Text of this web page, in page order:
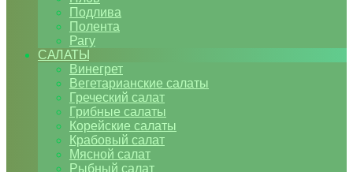
Подлива
Полента
Рагу
САЛАТЫ
Винегрет
Вегетарианские салаты
Греческий салат
Грибные салаты
Корейские салаты
Крабовый салат
Мясной салат
Рыбный салат